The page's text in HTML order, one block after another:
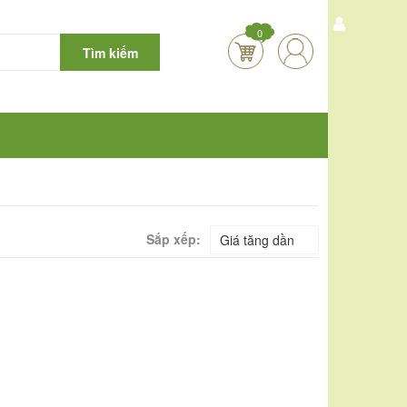
Tìm kiếm
0
Sắp xếp: Giá tăng dần